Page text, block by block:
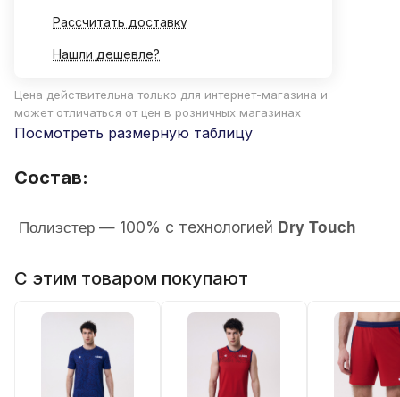
Рассчитать доставку
Нашли дешевле?
Цена действительна только для интернет-магазина и
может отличаться от цен в розничных магазинах
Посмотреть размерную таблицу
Состав:
Полиэстер — 100% с технологией Dry Touch
С этим товаром покупают